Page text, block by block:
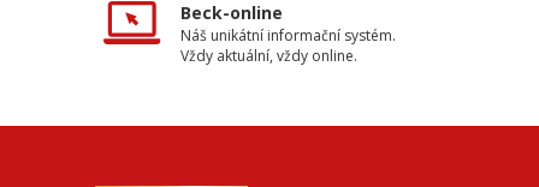
Beck-online
Náš unikátní informační systém.
Vždy aktuální, vždy online.